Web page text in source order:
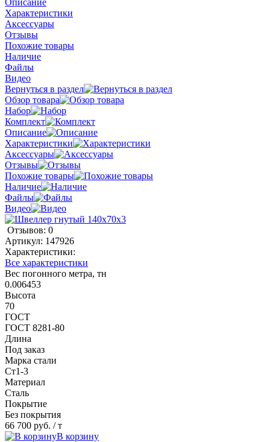
Характеристики
Аксессуары
Отзывы
Похожие товары
Наличие
Файлы
Видео
Вернуться в раздел
Обзор товара
Набор
Комплект
Описание
Характеристики
Аксессуары
Отзывы
Похожие товары
Наличие
Файлы
Видео
Отзывов: 0
Артикул: 147926
Характеристики:
Все характеристики
Вес погонного метра, тн
0.006453
Высота
70
ГОСТ
ГОСТ 8281-80
Длина
Под заказ
Марка стали
Ст1-3
Материал
Сталь
Покрытие
Без покрытия
66 700 руб. / т
В корзину